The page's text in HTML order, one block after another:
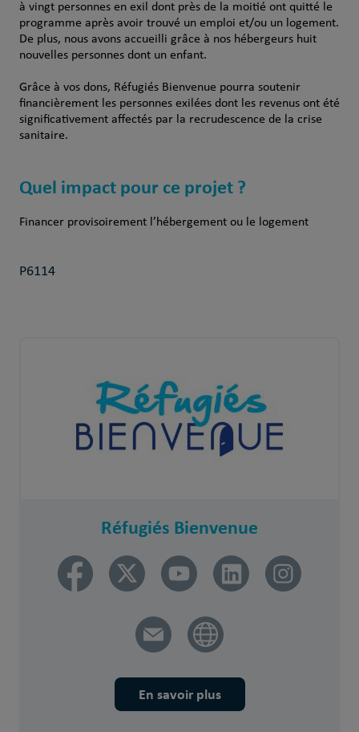
à vingt personnes en exil dont près de la moitié ont quitté le
programme après avoir trouvé un emploi et/ou un logement.
De plus, nous avons accueilli grâce à nos hébergeurs huit
nouvelles personnes dont un enfant.
Grâce à vos dons, Réfugiés Bienvenue pourra soutenir
financièrement les personnes exilées dont les revenus ont été
significativement affectés par la recrudescence de la crise
sanitaire.
Quel impact pour ce projet ?
Financer provisoirement l’hébergement ou le logement
P6114
Réfugiés Bienvenue
En savoir plus